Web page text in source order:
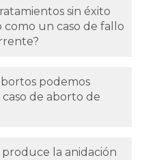
sin éxito
como un caso de fallo
podemos
de aborto de
la anidación